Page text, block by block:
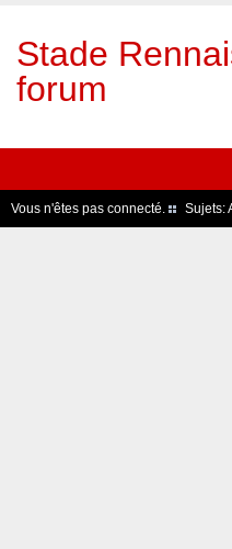
Stade
forum
Vous n'êtes pas connecté. Sujets: